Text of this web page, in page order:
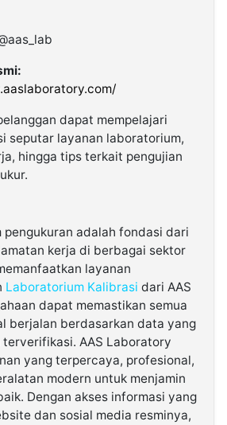
dapat mempelajari
seputar layanan laboratorium,
hingga tips terkait pengujian
pengukuran adalah fondasi dari
kerja di berbagai sektor
layanan
Laboratorium Kalibrasi dari AAS
dapat memastikan semua
berjalan berdasarkan data yang
AAS Laboratory
yang terpercaya, profesional,
modern untuk menjamin
Dengan akses informasi yang
dan sosial media resminya,